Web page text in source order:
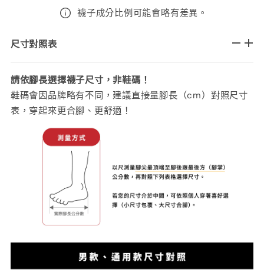
襪子成分比例可能會略有差異。
尺寸對照表
請依腳長選擇襪子尺寸，非鞋碼！
鞋碼會因品牌略有不同，建議直接量腳長（cm）對照尺寸
表，穿起來更合腳、更舒適！